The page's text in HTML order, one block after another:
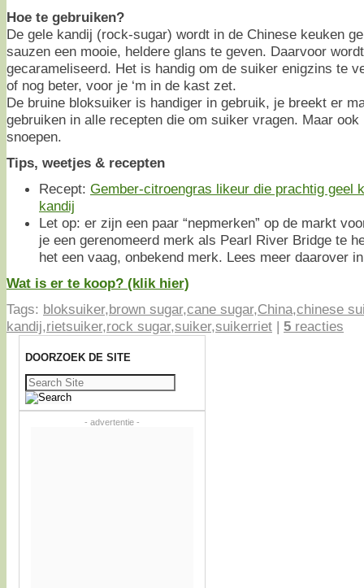
Hoe te gebruiken?
De gele kandij (rock-sugar) wordt in de Chinese keuken
sauzen een mooie, heldere glans te geven. Daarvoor
gecarameliseerd. Het is handig om de suiker enigzins te
of nog beter, voor je ‘m in de kast zet.
De bruine bloksuiker is handiger in gebruik, je breekt er
gebruiken in alle recepten die om suiker vragen. Maar
snoepen.
Tips, weetjes & recepten
Recept: Gember-citroengras likeur die prachtig geel
kandij
Let op: er zijn een paar “nepmerken” op de markt
je een gerenomeerd merk als Pearl River Bridge te
het een vaag, onbekend merk. Lees meer daarover
Wat is er te koop? (klik hier)
Tags: bloksuiker,brown sugar,cane sugar,China,chinese
kandij,rietsuiker,rock sugar,suiker,suikerriet | 5 reacties
DOORZOEK DE SITE
Zoeken
naar:
- advertentie -